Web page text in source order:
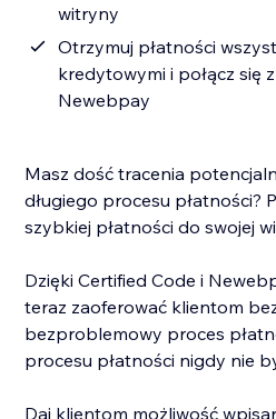
witryny
Otrzymuj płatności
kredytowymi i połącz się
Newebpay
Masz dość tracenia
długiego procesu płatności?
szybkiej płatności do swojej
Dzięki Certified Code i
teraz zaoferować klientom
bezproblemowy proces
procesu płatności nigdy nie
Daj klientom możliwość